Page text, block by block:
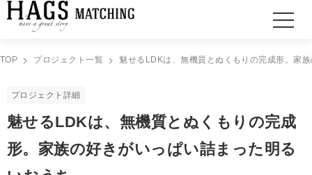
TOP プロジェクト一覧 魅せるLDKは、無機質とぬくもりの完成形。家
プロジェクト詳細
魅せるLDKは、無機質とぬくもりの完成
形。家族の好きがいっぱい詰まった明る